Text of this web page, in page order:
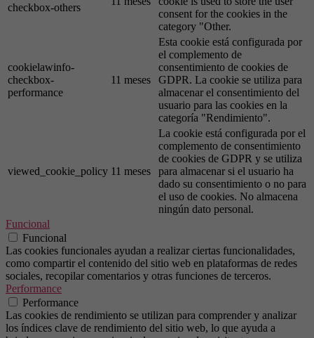
checkbox-others
consent for the cookies in the
category "Other.
cookielawinfo-
checkbox-
performance
11 meses
Esta cookie está configurada por
el complemento de
consentimiento de cookies de
GDPR. La cookie se utiliza para
almacenar el consentimiento del
usuario para las cookies en la
categoría "Rendimiento".
viewed_cookie_policy 11 meses
La cookie está configurada por el
complemento de consentimiento
de cookies de GDPR y se utiliza
para almacenar si el usuario ha
dado su consentimiento o no para
el uso de cookies. No almacena
ningún dato personal.
Funcional
Funcional
Las cookies funcionales ayudan a realizar ciertas funcionalidades,
como compartir el contenido del sitio web en plataformas de redes
sociales, recopilar comentarios y otras funciones de terceros.
Performance
Performance
Las cookies de rendimiento se utilizan para comprender y analizar
los índices clave de rendimiento del sitio web, lo que ayuda a